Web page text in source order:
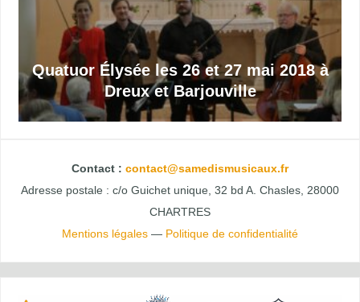
Quatuor Élysée les 26 et 27 mai 2018 à
Dreux et Barjouville
Contact : contact@samedismusicaux.fr
Adresse postale : c/o Guichet unique, 32 bd A. Chasles, 28000
CHARTRES
Mentions légales — Politique de confidentialité